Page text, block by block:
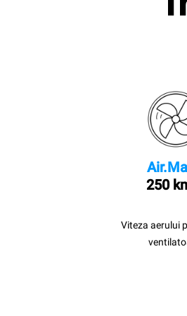
250
Viteza aerului